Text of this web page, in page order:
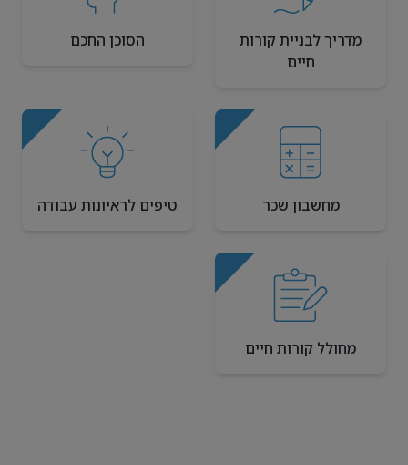
מדריך לבניית קורות
חיים
הסוכן החכם
מחשבון שכר טיפים לראיונות עבודה
מחולל קורות חיים